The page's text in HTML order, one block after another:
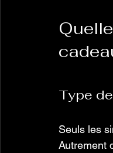
Type
Seuls les
Autrement